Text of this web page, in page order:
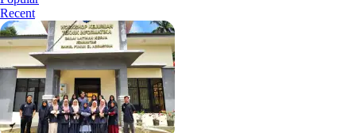
Recent